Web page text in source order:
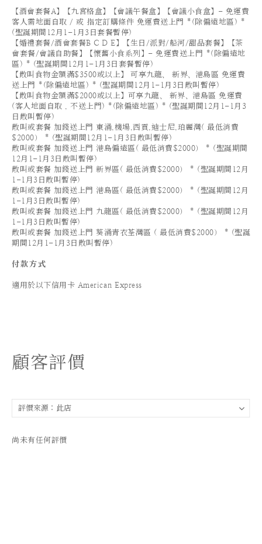
【酒會套餐A】【九宮格盒】【會議午餐盒】【會議小食盒】- 免運費
客人需地面自取 / 或 指定訂購條件 免運費送上門 *(除偏遠地區) *
(聖誕期間12月1-1月3日套餐暫停)
【婚禮套餐/酒會套餐B C D E】【生日/派對/船河/甜品套餐】【茶
會套餐/會議自助餐】【懷舊小食系列】- 免運費送上門 *(除偏遠地
區) * (聖誕期間12月1-1月3日套餐暫停)
【散叫食物金額滿$3500或以上】 可享九龍、 新界、港島區 免運費
送上門 *(除偏遠地區) * (聖誕期間12月1-1月3日散叫暫停)
【散叫食物金額滿$2000或以上】可享九龍、 新界、港島區 免運費
(客人地面自取 , 不送上門) *(除偏遠地區) * (聖誕期間12月1-1月3
日散叫暫停)
散叫或套餐 加錢送上門 東涌,機場,西貢,迪士尼,珀麗灣( 最低消費
$2000） * (聖誕期間12月1-1月3日散叫暫停)
散叫或套餐 加錢送上門 港島偏遠區( 最低消費$2000） * (聖誕期間
12月1-1月3日散叫暫停)
散叫或套餐 加錢送上門 新界區( 最低消費$2000） * (聖誕期間12月
1-1月3日散叫暫停)
散叫或套餐 加錢送上門 港島區( 最低消費$2000） * (聖誕期間12月
1-1月3日散叫暫停)
散叫或套餐 加錢送上門 九龍區( 最低消費$2000） * (聖誕期間12月
1-1月3日散叫暫停)
散叫或套餐 加錢送上門 葵涌青衣荃灣區 ( 最低消費$2000） * (聖誕
期間12月1-1月3日散叫暫停)
付款方式
適用於以下信用卡 American Express
顧客評價
尚未有任何評價